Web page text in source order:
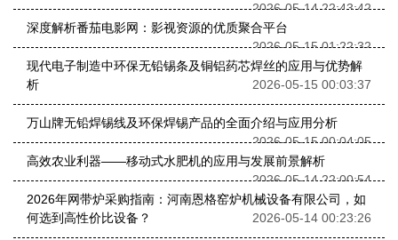
2026-05-14 22:43:42
深度解析番茄电影网：影视资源的优质聚合平台
2026-05-15 01:22:32
现代电子制造中环保无铅锡条及铜铝药芯焊丝的应用与优势解
析
2026-05-15 00:03:37
万山牌无铅焊锡线及环保焊锡产品的全面介绍与应用分析
2026-05-15 00:04:05
高效农业利器——移动式水肥机的应用与发展前景解析
2026-05-14 22:00:54
2026年网带炉采购指南：河南恩格窑炉机械设备有限公司，如
何选到高性价比设备？
2026-05-14 00:23:26